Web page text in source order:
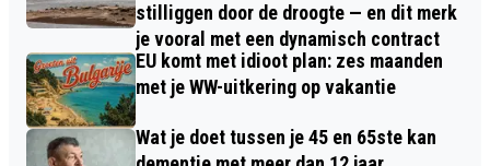
stilliggen door de droogte — en dit merk
je vooral met een dynamisch contract
EU komt met idioot plan: zes maanden
met je WW-uitkering op vakantie
Wat je doet tussen je 45 en 65ste kan